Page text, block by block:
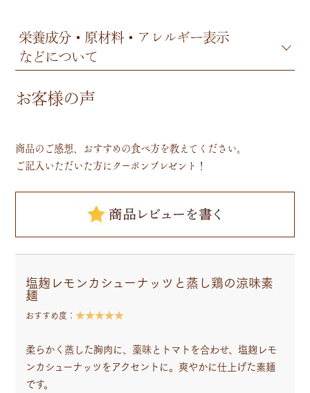
栄養成分・原材料・アレルギー表示
などについて
お客様の声
商品のご感想、おすすめの食べ方を教えてください。
ご記入いただいた方にクーポンプレゼント！
塩麹レモンカシューナッツと蒸し鶏の涼味素
麺
おすすめ度： ★★★★★
柔らかく蒸した胸肉に、薬味とトマトを合わせ、塩麹レモ
ンカシューナッツをアクセントに。爽やかに仕上げた素麺
です。